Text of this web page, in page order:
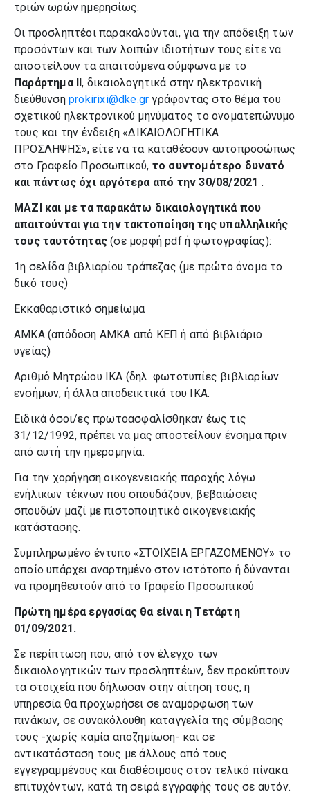
τριών ωρών ημερησίως.
Οι προσληπτέοι παρακαλούνται, για την απόδειξη των
προσόντων και των λοιπών ιδιοτήτων τους είτε να
αποστείλουν τα απαιτούμενα σύμφωνα με το
Παράρτημα ΙΙ, δικαιολογητικά στην ηλεκτρονική
διεύθυνση prokirixi@dke.gr γράφοντας στο θέμα του
σχετικού ηλεκτρονικού μηνύματος το ονοματεπώνυμο
τους και την ένδειξη «ΔΙΚΑΙΟΛΟΓΗΤΙΚΑ
ΠΡΟΣΛΗΨΗΣ», είτε να τα καταθέσουν αυτοπροσώπως
στο Γραφείο Προσωπικού, το συντομότερο δυνατό
και πάντως όχι αργότερα από την 30/08/2021 .
ΜΑΖΙ και με τα παρακάτω δικαιολογητικά που
απαιτούνται για την τακτοποίηση της υπαλληλικής
τους ταυτότητας(σε μορφή pdf ή φωτογραφίας):
1η σελίδα βιβλιαρίου τράπεζας (με πρώτο όνομα το
δικό τους)
Εκκαθαριστικό σημείωμα
ΑΜΚΑ (απόδοση ΑΜΚΑ από ΚΕΠ ή από βιβλιάριο
υγείας)
Αριθμό Μητρώου ΙΚΑ (δηλ. φωτοτυπίες βιβλιαρίων
ενσήμων, ή άλλα αποδεικτικά του ΙΚΑ.
Ειδικά όσοι/ες πρωτοασφαλίσθηκαν έως τις
31/12/1992, πρέπει να μας αποστείλουν ένσημα πριν
από αυτή την ημερομηνία.
Για την χορήγηση οικογενειακής παροχής λόγω
ενήλικων τέκνων που σπουδάζουν, βεβαιώσεις
σπουδών μαζί με πιστοποιητικό οικογενειακής
κατάστασης.
Συμπληρωμένο έντυπο «ΣΤΟΙΧΕΙΑ ΕΡΓΑΖΟΜΕΝΟΥ» το
οποίο υπάρχει αναρτημένο στον ιστότοπο ή δύνανται
να προμηθευτούν από το Γραφείο Προσωπικού
Πρώτη ημέρα εργασίας θα είναι η Τετάρτη
01/09/2021.
Σε περίπτωση που, από τον έλεγχο των
δικαιολογητικών των προσληπτέων, δεν προκύπτουν
τα στοιχεία που δήλωσαν στην αίτηση τους, η
υπηρεσία θα προχωρήσει σε αναμόρφωση των
πινάκων, σε συνακόλουθη καταγγελία της σύμβασης
τους -χωρίς καμία αποζημίωση- και σε
αντικατάσταση τους με άλλους από τους
εγγεγραμμένους και διαθέσιμους στον τελικό πίνακα
επιτυχόντων, κατά τη σειρά εγγραφής τους σε αυτόν.